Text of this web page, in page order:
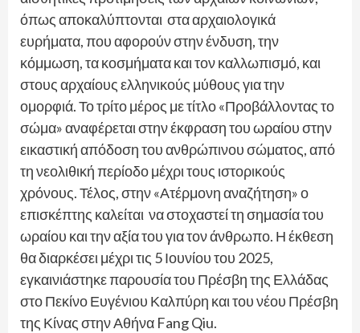
όπως αποκαλύπτονται στα αρχαιολογικά
ευρήματα, που αφορούν στην ένδυση, την
κόμμωση, τα κοσμήματα και τον καλλωπισμό, και
στους αρχαίους ελληνικούς μύθους για την
ομορφιά. Το τρίτο μέρος με τίτλο «Προβάλλοντας το
σώμα» αναφέρεται στην έκφραση του ωραίου στην
εικαστική απόδοση του ανθρώπινου σώματος, από
τη νεολιθική περίοδο μέχρι τους ιστορικούς
χρόνους. Τέλος, στην «Ατέρμονη αναζήτηση» ο
επισκέπτης καλείται να στοχαστεί τη σημασία του
ωραίου και την αξία του για τον άνθρωπο. Η έκθεση
θα διαρκέσει μέχρι τις 5 Ιουνίου του 2025,
εγκαινιάστηκε παρουσία του Πρέσβη της Ελλάδας
στο Πεκίνο Ευγένιου Καλπύρη και του νέου Πρέσβη
της Κίνας στην Αθήνα Fang Qiu.